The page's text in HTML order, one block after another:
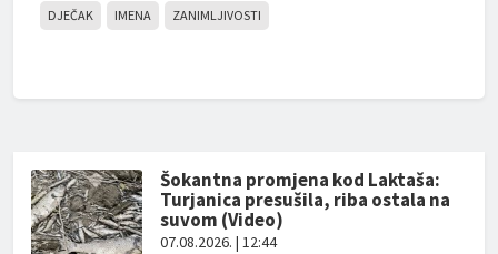
DJEČAK IMENA ZANIMLJIVOSTI
Šokantna promjena kod Laktaša:
Turjanica presušila, riba ostala na
suvom (Video)
07.08.2026. | 12:44